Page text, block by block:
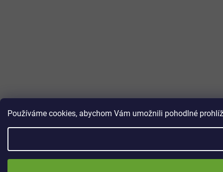
Používáme cookies, abychom Vám umožnili pohodlné